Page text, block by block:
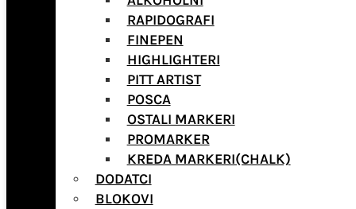
RAPIDOGRAFI
FINEPEN
HIGHLIGHTERI
PITT ARTIST
POSCA
OSTALI MARKERI
PROMARKER
KREDA MARKERI(CHALK)
DODATCI
BLOKOVI